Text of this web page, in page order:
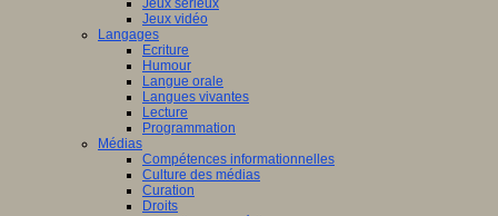
Jeux sérieux
Jeux vidéo
Langages
Ecriture
Humour
Langue orale
Langues vivantes
Lecture
Programmation
Médias
Compétences informationnelles
Culture des médias
Curation
Droits